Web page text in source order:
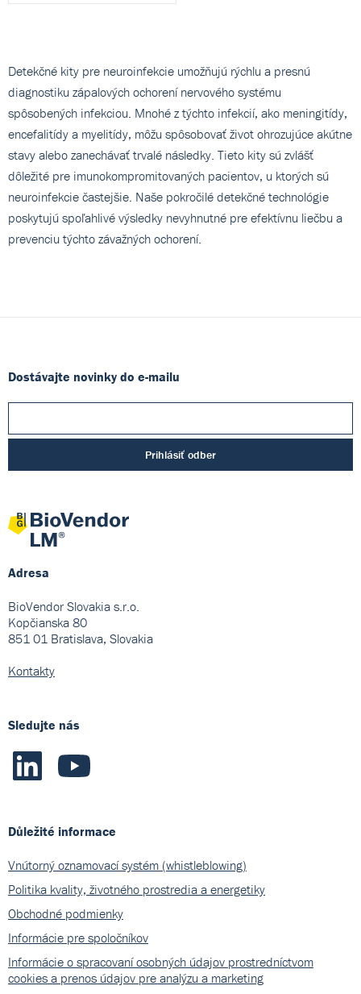
Detekčné kity pre neuroinfekcie umožňujú rýchlu a presnú
diagnostiku zápalových ochorení nervového systému
spôsobených infekciou. Mnohé z týchto infekcií, ako meningitídy,
encefalitídy a myelitídy, môžu spôsobovať život ohrozujúce akútne
stavy alebo zanechávať trvalé následky. Tieto kity sú zvlášť
dôležité pre imunokompromitovaných pacientov, u ktorých sú
neuroinfekcie častejšie. Naše pokročilé detekčné technológie
poskytujú spoľahlivé výsledky nevyhnutné pre efektívnu liečbu a
prevenciu týchto závažných ochorení.
Dostávajte novinky do e-mailu
Prihlásiť odber
Adresa
BioVendor Slovakia s.r.o.
Kopčianska 80
851 01 Bratislava, Slovakia
Kontakty
Sledujte nás
Důležité informace
Vnútorný oznamovací systém (whistleblowing)
Politika kvality, životného prostredia a energetiky
Obchodné podmienky
Informácie pre spoločníkov
Informácie o spracovaní osobných údajov prostredníctvom
cookies a prenos údajov pre analýzu a marketing